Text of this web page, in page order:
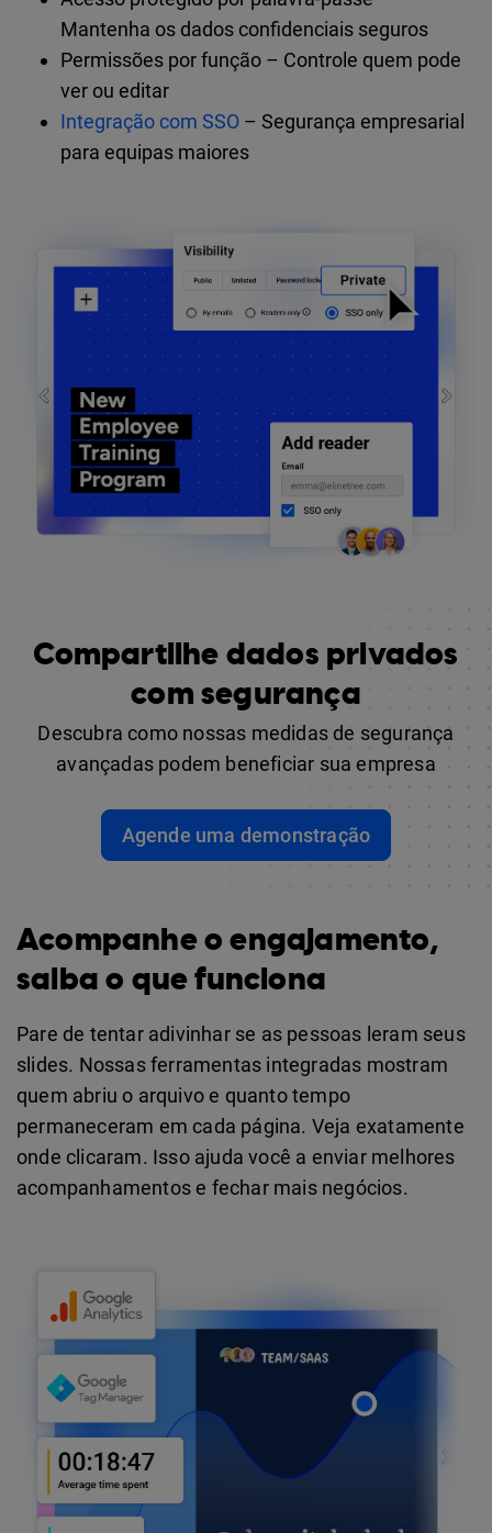
Mantenha os dados confidenciais seguros
Permissões por função – Controle quem pode
ver ou editar
Integração com SSO – Segurança empresarial
para equipas maiores
Compartilhe dados privados
com segurança
Descubra como nossas medidas de segurança
avançadas podem beneficiar sua empresa
Agende uma demonstração
Acompanhe o engajamento,
saiba o que funciona
Pare de tentar adivinhar se as pessoas leram seus
slides. Nossas ferramentas integradas mostram
quem abriu o arquivo e quanto tempo
permaneceram em cada página. Veja exatamente
onde clicaram. Isso ajuda você a enviar melhores
acompanhamentos e fechar mais negócios.